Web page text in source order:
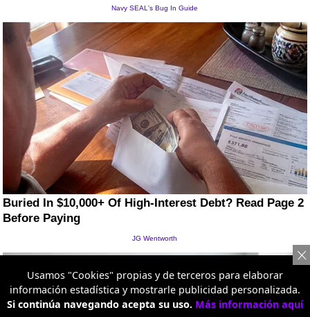
Usamos "Cookies" propias y de terceros para elaborar
información estadística y mostrarle publicidad personalizada.
Si continúa navegando acepta su uso. Más información aquí